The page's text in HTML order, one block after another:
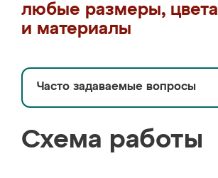
любые размеры, цвета
и материалы
Часто задаваемые вопросы
Схема работы